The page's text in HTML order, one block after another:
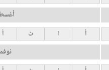
أ ا ث أ